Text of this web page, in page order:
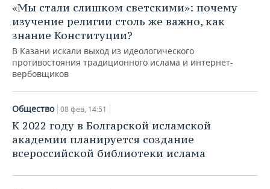
«Мы стали слишком светскими»: почему
изучение религии столь же важно, как
знание Конституции?
В Казани искали выход из идеологического
противостояния традиционного ислама и интернет-
вербовщиков
Общество 08 фев, 14:51
К 2022 году в Болгарской исламской
академии планируется создание
всероссийской библиотеки ислама